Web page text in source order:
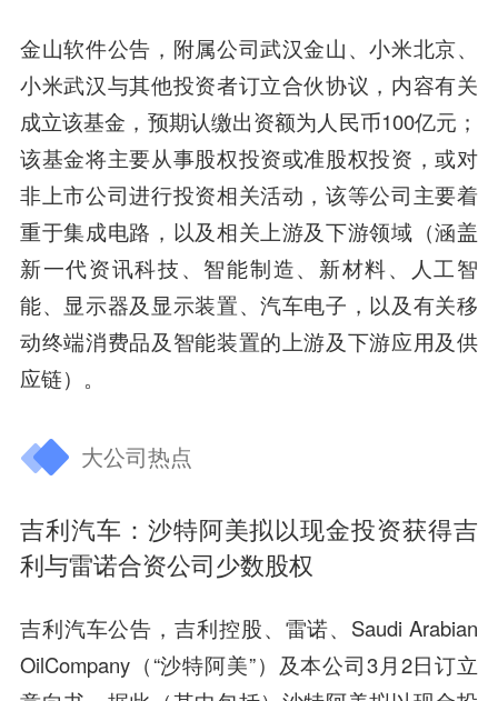
金山软件公告，附属公司武汉金山、小米北京、
小米武汉与其他投资者订立合伙协议，内容有关
成立该基金，预期认缴出资额为人民币100亿元；
该基金将主要从事股权投资或准股权投资，或对
非上市公司进行投资相关活动，该等公司主要着
重于集成电路，以及相关上游及下游领域（涵盖
新一代资讯科技、智能制造、新材料、人工智
能、显示器及显示装置、汽车电子，以及有关移
动终端消费品及智能装置的上游及下游应用及供
应链）。
大公司热点
吉利汽车：沙特阿美拟以现金投资获得吉
利与雷诺合资公司少数股权
吉利汽车公告，吉利控股、雷诺、Saudi Arabian
OilCompany（“沙特阿美”）及本公司3月2日订立